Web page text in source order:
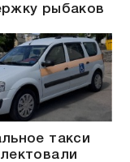
рыбаков
такси